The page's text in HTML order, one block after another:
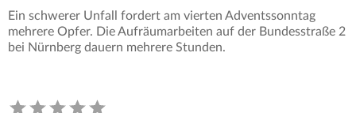
Ein schwerer Unfall fordert am vierten Adventssonntag
mehrere Opfer. Die Aufräumarbeiten auf der Bundesstraße 2
bei Nürnberg dauern mehrere Stunden.